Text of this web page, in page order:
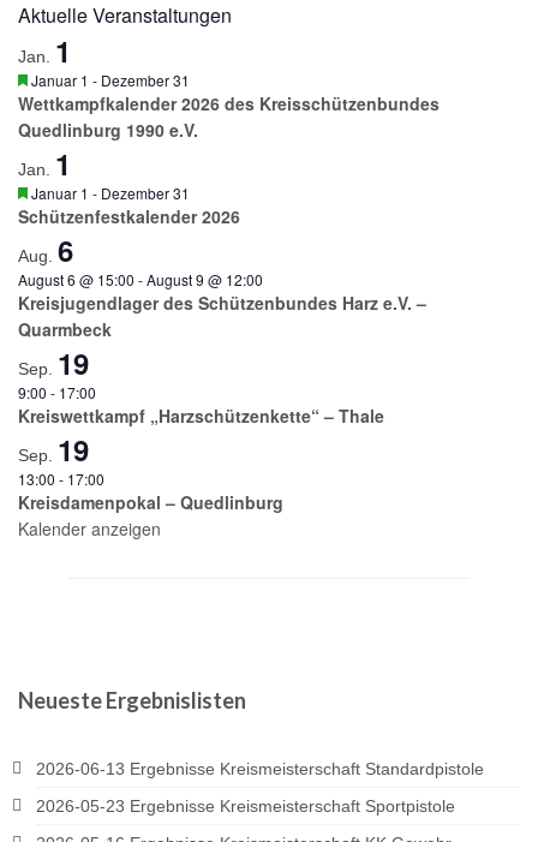
Aktuelle Veranstaltungen
Jan. 1
Hervorgehoben
Januar 1 - Dezember 31
Wettkampfkalender 2026 des Kreisschützenbundes
Quedlinburg 1990 e.V.
Jan. 1
Hervorgehoben
Januar 1 - Dezember 31
Schützenfestkalender 2026
Aug. 6
August 6 @ 15:00 -August 9 @ 12:00
Kreisjugendlager des Schützenbundes Harz e.V. –
Quarmbeck
Sep. 19
9:00 - 17:00
Kreiswettkampf „Harzschützenkette“ – Thale
Sep. 19
13:00 - 17:00
Kreisdamenpokal – Quedlinburg
Kalender anzeigen
Neueste Ergebnislisten
2026-06-13 Ergebnisse Kreismeisterschaft Standardpistole
2026-05-23 Ergebnisse Kreismeisterschaft Sportpistole